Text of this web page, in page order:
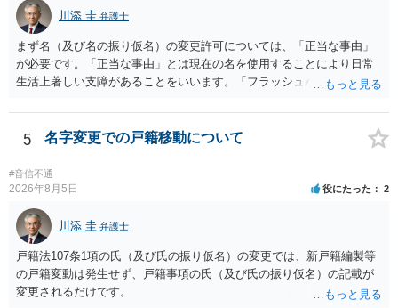
識を前提にすれば、１００万円も含めて返済する必要はないと考えら
れるため、 120万円のみについて交渉を続けることがベターかと存じ
ます。
川添 圭 弁護士
まず名（及び名の振り仮名）の変更許可については、「正当な事由」
が必要です。「正当な事由」とは現在の名を使用することにより日常
生活上著しい支障があることをいいます。「フラッシュバック」とい
きわめて重要になりますので、医師の診断書の記載が重要です（医学
的裏付けがない場合、もっぱら主観的な主張であるとして変更が許可
されません）。 診断書は単に病名の記載では足りず、その症状の発生
原因となった事実と、当該症状が医学的に裏付けられること、そして
その発生原因及び症状が現在の名を使用していることに関連している
こと、といった説明がなされているのが望ましい（むしろ必要）でし
ょう。 ただし、もし上記の理由の主張が難しい場合でも、一定期間通
称名を使用して、その後にいわゆる永年使用を理由とする許可申立て
を選択すれば、比較的緩やかに認められます。 氏の変更については、
本件では、(1)子の氏の変更許可（民法791条1項）と、(2)戸籍法107条1
項の氏の変更許可の2種類が考えられます。 (1)については、ご両親が
5 名字変更での戸籍移動について
#音信不通
2026年8月5日 役にたった 2
川添 圭 弁護士
戸籍法107条1項の氏（及び氏の振り仮名）の変更では、新戸籍編製等
の戸籍変動は発生せず、戸籍事項の氏（及び氏の振り仮名）の記載が
変更されるだけです。